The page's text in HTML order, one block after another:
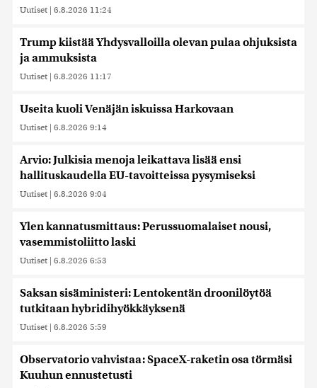
Uutiset | 6.8.2026 11:24
Trump kiistää Yhdysvalloilla olevan pulaa ohjuksista
ja ammuksista
Uutiset | 6.8.2026 11:17
Useita kuoli Venäjän iskuissa Harkovaan
Uutiset | 6.8.2026 9:14
Arvio: Julkisia menoja leikattava lisää ensi
hallituskaudella EU-tavoitteissa pysymiseksi
Uutiset | 6.8.2026 9:04
Ylen kannatusmittaus: Perussuomalaiset nousi,
vasemmistoliitto laski
Uutiset | 6.8.2026 6:53
Saksan sisäministeri: Lentokentän droonilöytöä
tutkitaan hybridihyökkäyksenä
Uutiset | 6.8.2026 5:59
Observatorio vahvistaa: SpaceX-raketin osa törmäsi
Kuuhun ennustetusti